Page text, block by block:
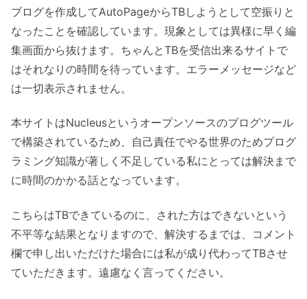
ブログを作成してAutoPageからTBしようとして空振りと
なったことを確認しています。現象としては異様に早く編
集画面から抜けます。ちゃんとTBを受信出来るサイトで
はそれなりの時間を待っています。エラーメッセージなど
は一切表示されません。
本サイトはNucleusというオープンソースのブログツール
で構築されているため、自己責任でやる世界のためプログ
ラミング知識が著しく不足している私にとっては解決まで
に時間のかかる話となっています。
こちらはTBできているのに、された方はできないという
不平等な結果となりますので、解決するまでは、コメント
欄で申し出いただけた場合には私が成り代わってTBさせ
ていただきます。遠慮なく言ってください。